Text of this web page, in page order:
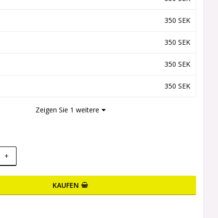
350 SEK
350 SEK
350 SEK
350 SEK
Zeigen Sie 1 weitere
+
KAUFEN